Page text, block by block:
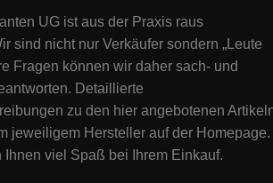
UG ist aus der Praxis raus
sind nicht nur Verkäufer sondern „Leute
Fragen können wir daher sach- und
Detaillierte
zu den hier angebotenen
jeweiligem Hersteller auf der Homepage.
Ihnen viel Spaß bei Ihrem Einkauf.